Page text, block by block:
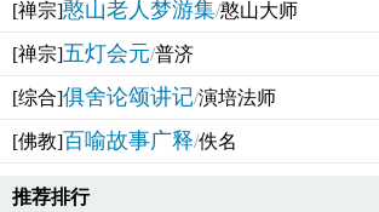
[禅宗]憨山老人梦游集/憨山大师
[禅宗]五灯会元/普济
[综合]俱舍论颂讲记/演培法师
[佛教]百喻故事广释/佚名
推荐排行